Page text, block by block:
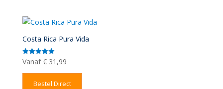
Costa Rica Pura Vida
Gewaardeerd
5.00
Vanaf €31,99
Bestel Direct